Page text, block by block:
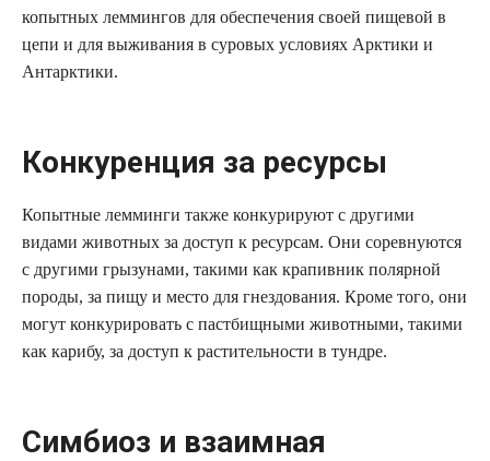
копытных леммингов для обеспечения своей пищевой в
цепи и для выживания в суровых условиях Арктики и
Антарктики.
Конкуренция за ресурсы
Копытные лемминги также конкурируют с другими
видами животных за доступ к ресурсам. Они соревнуются
с другими грызунами, такими как крапивник полярной
породы, за пищу и место для гнездования. Кроме того, они
могут конкурировать с пастбищными животными, такими
как карибу, за доступ к растительности в тундре.
Симбиоз и взаимная